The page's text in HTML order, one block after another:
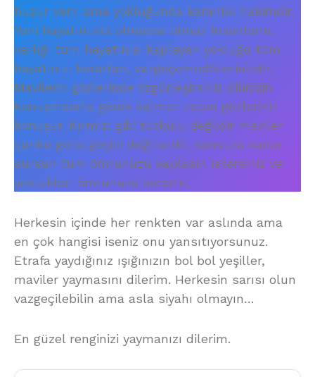
huzur verir ama yokluğunda karanlık hakimdir.
Yani hayatınızda olmazsa olmaz insanların,
varlığı tüm hayatınızı kaplayan yokluğu tüm
hayatınızı karartan, vazgeçemediklerinizdir.
Mavilerin gözlerinde özgürleşirsiniz dilinizin
konuşmasına gerek kalmaz zaten gözleriniz
konuşur. Kırmızı gibi tutkulu değildir maviler
çünkü gelip geçici değillerdir, sonsuza kadar
sürsün tüm ömrünüzü kaplasın istersiniz ve
yoklukları ömrünüzü karartır.
Herkesin içinde her renkten var aslında ama
en çok hangisi iseniz onu yansıtıyorsunuz.
Etrafa yaydığınız ışığınızın bol bol yeşiller,
maviler yaymasını dilerim. Herkesin sarısı olun
vazgeçilebilin ama asla siyahı olmayın…
En güzel renginizi yaymanızı dilerim.